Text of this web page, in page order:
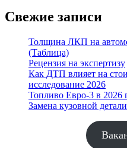
Свежие записи
Толщина ЛКП на
(Таблица)
Рецензия на экспертизу
Как ДТП влияет на
исследование 2026
Топливо Евро-3 в 2026
Замена кузовной